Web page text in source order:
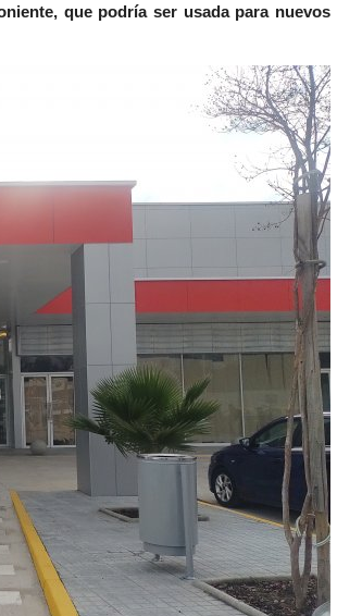
que podría ser usada para nuevos